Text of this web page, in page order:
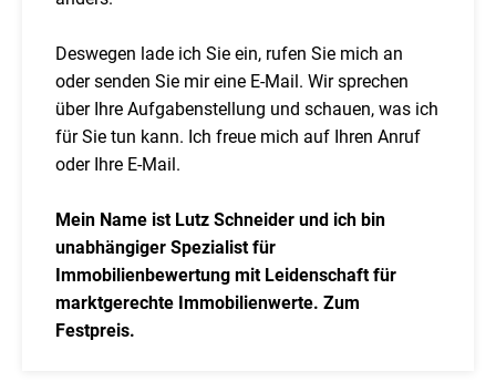
Deswegen lade ich Sie ein, rufen Sie mich an
oder senden Sie mir eine E-Mail. Wir sprechen
über Ihre Aufgabenstellung und schauen, was ich
für Sie tun kann. Ich freue mich auf Ihren Anruf
oder Ihre E-Mail.
Mein Name ist Lutz Schneider und ich bin
unabhängiger Spezialist für
Immobilienbewertung mit Leidenschaft für
marktgerechte Immobilienwerte. Zum
Festpreis.